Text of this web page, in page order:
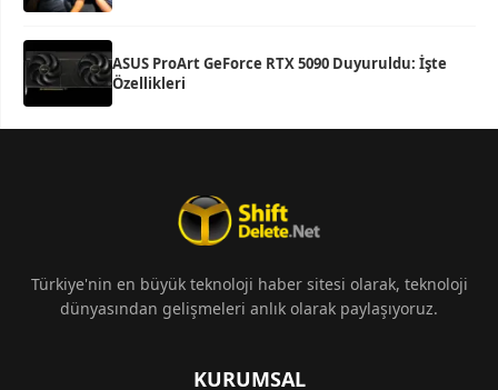
ASUS ProArt GeForce RTX 5090 Duyuruldu: İşte
Özellikleri
Türkiye'nin en büyük teknoloji haber sitesi olarak, teknoloji
dünyasından gelişmeleri anlık olarak paylaşıyoruz.
KURUMSAL